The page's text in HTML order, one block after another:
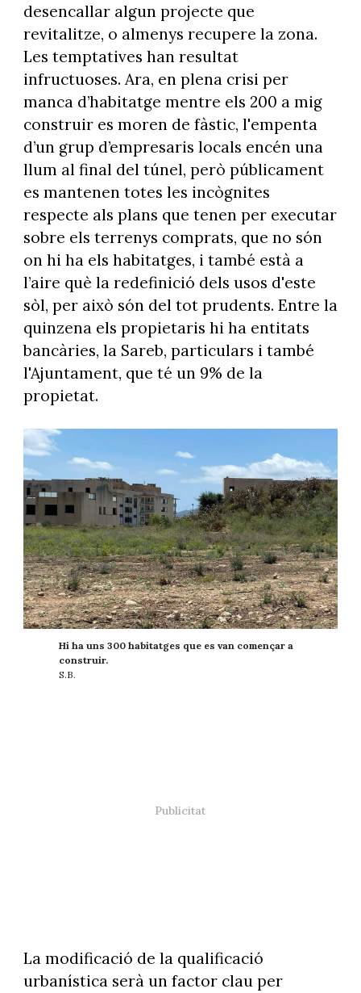
desencallar algun projecte que
revitalitze, o almenys recupere la zona.
Les temptatives han resultat
infructuoses. Ara, en plena crisi per
manca d’habitatge mentre els 200 a mig
construir es moren de fàstic, l'empenta
d’un grup d’empresaris locals encén una
llum al final del túnel, però públicament
es mantenen totes les incògnites
respecte als plans que tenen per executar
sobre els terrenys comprats, que no són
on hi ha els habitatges, i també està a
l’aire què la redefinició dels usos d'este
sòl, per això són del tot prudents. Entre la
quinzena els propietaris hi ha entitats
bancàries, la Sareb, particulars i també
l'Ajuntament, que té un 9% de la
propietat.
Hi ha uns 300 habitatges que es van començar a
construir.
S.B.
La modificació de la qualificació
urbanística serà un factor clau per